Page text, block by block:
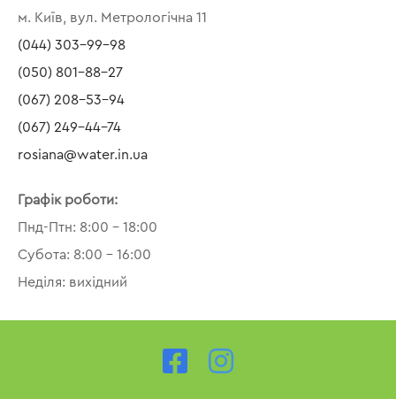
м. Київ, вул. Метрологічна 11
(044) 303-99-98
(050) 801-88-27
(067) 208-53-94
(067) 249-44-74
rosiana@water.in.ua
Графік роботи:
Пнд-Птн: 8:00 – 18:00
Субота: 8:00 – 16:00
Неділя: вихідний